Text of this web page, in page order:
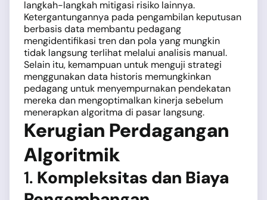
langkah-langkah mitigasi risiko lainnya.
Ketergantungannya pada pengambilan keputusan
berbasis data membantu pedagang
mengidentifikasi tren dan pola yang mungkin
tidak langsung terlihat melalui analisis manual.
Selain itu, kemampuan untuk menguji strategi
menggunakan data historis memungkinkan
pedagang untuk menyempurnakan pendekatan
mereka dan mengoptimalkan kinerja sebelum
menerapkan algoritma di pasar langsung.
Kerugian Perdagangan
Algoritmik
1. Kompleksitas dan Biaya